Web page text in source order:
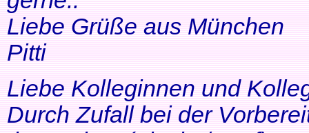
Liebe Grüße aus München
Pitti
Liebe Kolleginnen und
Durch Zufall bei der